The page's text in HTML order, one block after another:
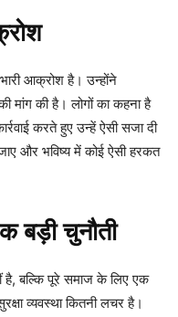
आक्रोश है। उन्होंने
मांग की है। लोगों का कहना है
करते हुए उन्हें ऐसी सजा दी
और भविष्य में कोई ऐसी हरकत
बड़ी चुनौती
है, बल्कि पूरे समाज के लिए एक
व्यवस्था कितनी लचर है।